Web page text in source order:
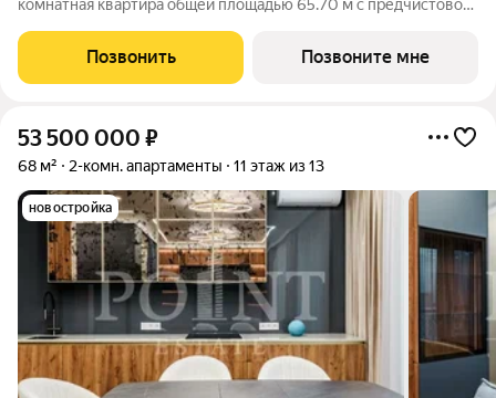
комнатная квартира общей площадью 65.70 м с предчистовой
Если к слову «будущее» подобрать архитектурный синоним,
им непременно станет
Позвонить Позвоните мне
53 500 000 ₽
68 м² 2-комн. апартаменты 11 этаж из 13
новостройка